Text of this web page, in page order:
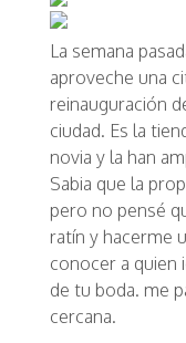
La semana
aproveche una
reinauguración
ciudad. Es la
novia y la han
Sabia que la
pero no pensé
ratín y hacerme
conocer a quien
de tu boda. me
cercana.